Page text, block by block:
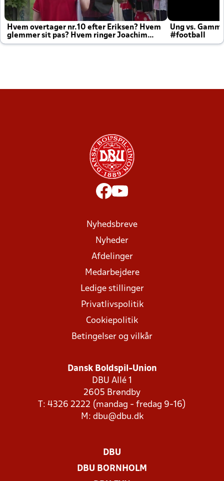
Hvem overtager nr.10 efter Eriksen? Hvem
glemmer sit pas? Hvem ringer Joachim
altid til efter kampe?
Ung vs.
#football
Nyhedsbreve
Nyheder
Afdelinger
Medarbejdere
Ledige stillinger
Privatlivspolitik
Cookiepolitik
Betingelser og vilkår
Dansk Boldspil-Union
DBU Allé 1
2605 Brøndby
T: 4326 2222 (mandag - fredag 9-16)
M: dbu@dbu.dk
DBU
DBU BORNHOLM